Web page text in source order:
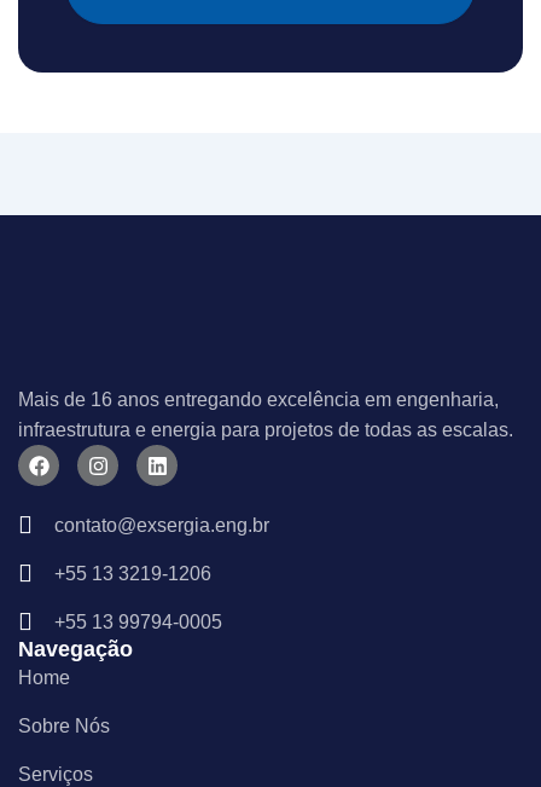
Mais de 16 anos entregando excelência em engenharia,
infraestrutura e energia para projetos de todas as escalas.
F
a
I
n
t
a
r
m
L
i
k
e
i
contato@exsergia.eng.br
+55 13 3219-1206
+55 13 99794-0005
Navegação
Home
Sobre Nós
Serviços